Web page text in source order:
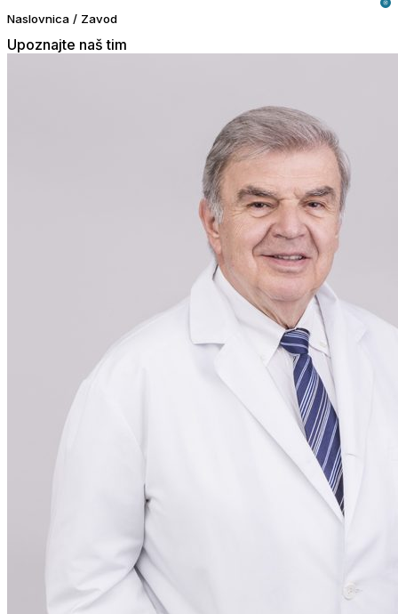
Naslovnica / Zavod
Upoznajte naš tim